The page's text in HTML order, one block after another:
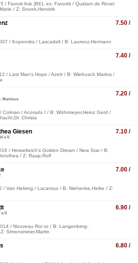
/ Favorit Ask (BEL ex: Favortit / Quidam de Revel
/ Z: Snoek,Hendrik
7.50 /
/ Koperniks / Lascadell / B: Laurenz,Hermann
7.40 /
/ Last Man's Hope / Azett / B: Wiebusch,Marina /
7.20 /
Martinus
Colman / Acorado I / B: Wöhrmeyer,Heinz Gerd /
Christa
7.10 /
Giesen
e.V.
/ Hesselteich's Golden Dream / New Star / B:
/ Z: Raap,Rolf
7.00 /
/ Van Helsing / Lacantus / B: Niehenke,Heike / Z:
6.90 /
/ Nouveau Roi xx / B: Langenberg-
Simonsmeier,Martin
6.80 /